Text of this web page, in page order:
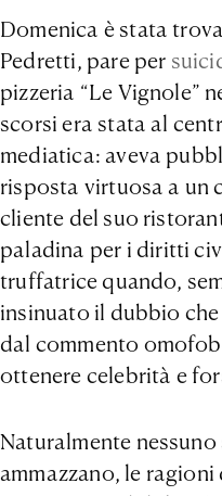
Domenica è stata
Pedretti, pare per
pizzeria “Le Vignole”
scorsi era stata al
mediatica: aveva
risposta virtuosa a un
cliente del suo
paladina per i diritti
truffatrice quando,
insinuato il dubbio
dal commento
ottenere celebrità e
Naturalmente nessuno
ammazzano, le